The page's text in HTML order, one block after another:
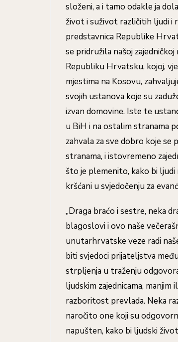
složeni, a i tamo odakle ja
život i suživot različitih ljudi i
predstavnica Republike
se pridružila našoj
Republiku Hrvatsku, kojoj,
mjestima na Kosovu,
svojih ustanova koje su
izvan domovine. Iste te
u BiH i na ostalim stranama
zahvala za sve dobro koje se
stranama, i istovremeno
što je plemenito, kako bi
kršćani u svjedočenju za
„Draga braćo i sestre, neka
blagoslovi i ovo naše
unutarhrvatske veze radi
biti svjedoci prijateljstva
strpljenja u traženju
ljudskim zajednicama, manjim
razboritost prevlada. Neka
naročito one koji su
napušten, kako bi ljudski